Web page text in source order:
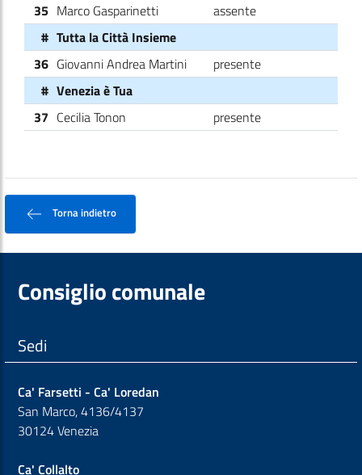
35 Marco Gasparinetti
assente
# Tutta la Città Insieme
36 Giovanni Andrea Martini
presente
# Venezia è Tua
37 Cecilia Tonon presente
Torna indietro
Consiglio comunale
Sedi
Ca' Farsetti - Ca' Loredan
San Marco, 4136/4137
30124 Venezia
Ca' Collalto